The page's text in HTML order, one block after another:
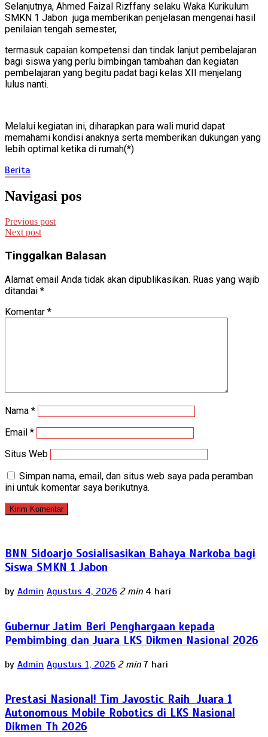
Selanjutnya, Ahmed Faizal Rizffany selaku Waka Kurikulum
SMKN 1 Jabon juga memberikan penjelasan mengenai hasil
penilaian tengah semester,
termasuk capaian kompetensi dan tindak lanjut pembelajaran
bagi siswa yang perlu bimbingan tambahan dan kegiatan
pembelajaran yang begitu padat bagi kelas XII menjelang
lulus nanti.
Melalui kegiatan ini, diharapkan para wali murid dapat
memahami kondisi anaknya serta memberikan dukungan yang
lebih optimal ketika di rumah(*)
Berita
Navigasi pos
Previous post
Next post
Tinggalkan Balasan
Alamat email Anda tidak akan dipublikasikan. Ruas yang wajib
ditandai *
Komentar *
Nama *
Email *
Situs Web
Simpan nama, email, dan situs web saya pada peramban
ini untuk komentar saya berikutnya.
BNN Sidoarjo Sosialisasikan Bahaya Narkoba bagi
Siswa SMKN 1 Jabon
by Admin Agustus 4, 2026 2 min 4 hari
Gubernur Jatim Beri Penghargaan kepada
Pembimbing dan Juara LKS Dikmen Nasional 2026
by Admin Agustus 1, 2026 2 min 7 hari
Prestasi Nasional! Tim Javostic Raih Juara 1
Autonomous Mobile Robotics di LKS Nasional
Dikmen Th 2026